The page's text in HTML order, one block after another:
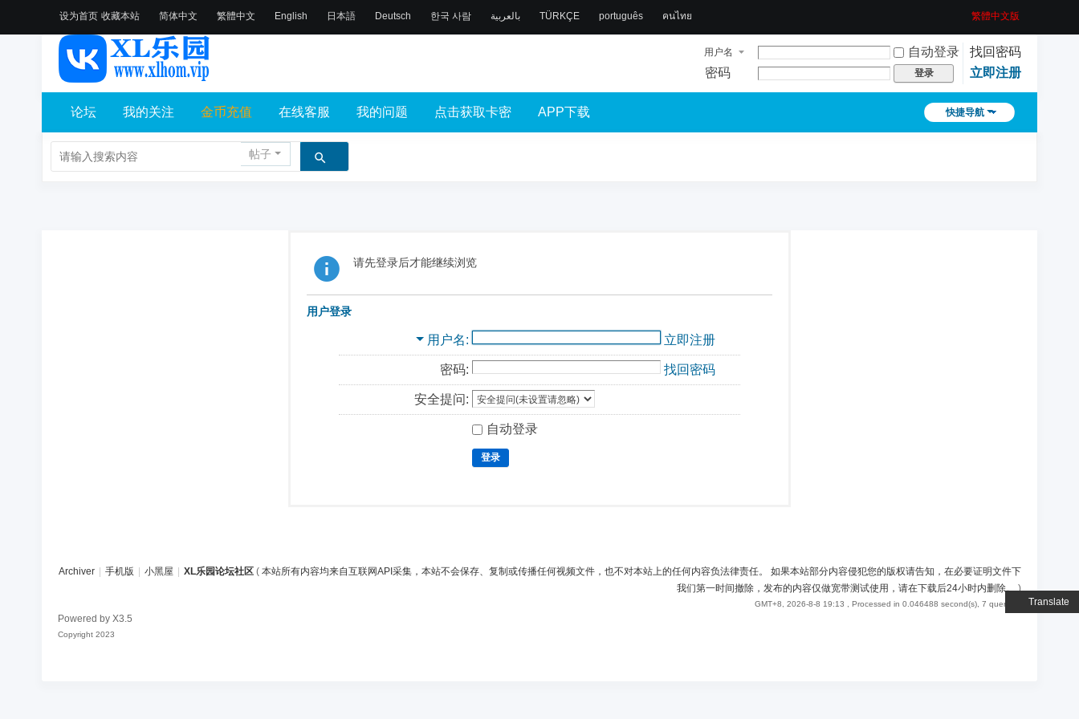
设为首页 收藏本站
Translate
简体中文 繁體中文 English 日本語 Deutsch 한국 사람 بالعربية TÜRKÇE português คนไทย 繁體中文版
用户名 自动登录
找回密码
密码
登录 立即注册
快捷导航
论坛 我的关注 金币充值 在线客服 我的问题 点击获取卡密 APP下载
帖子
请先登录后才能继续浏览
用户登录
用户名 立即注册
密码: 找回密码
安全提问:
自动登录
登录
Archiver 手机版 小黑屋 XL乐园论坛社区 ( 本站所有内容均来自互联网API采集，本站不会保存、复制或传播任何视频文件，也不对本站上的任何内容负法律责任。 如果本站部分内容侵犯您的版权请告知，在必要证明文件下
我们第一时间撤除，发布的内容仅做宽带测试使用，请在下载后24小时内删除。)
GMT+8, 2026-8-8 19:13 , Processed in 0.046488 second(s), 7 queries .
Powered by X3.5
Copyright 2023